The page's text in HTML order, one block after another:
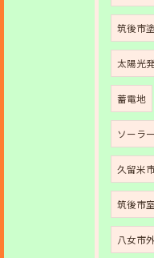
筑後市
太陽光
蓄電地
ソーラ
久留米
筑後市
八女市